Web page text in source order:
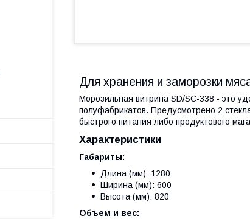
Для хранения и заморозки
Морозильная витрина SD/SC-338 - это
полуфабрикатов. Предусмотрено 2
быстрого питания либо продуктового
Характеристики
Габариты:
Длина (мм): 1280
Ширина (мм): 600
Высота (мм): 820
Объем и вес: